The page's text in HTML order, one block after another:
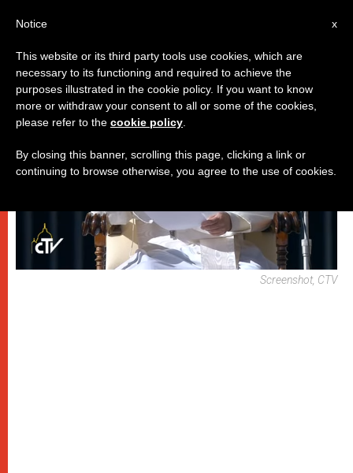
PAPI,UDIENZA GENERALE
Screenshot, CTV
x
Notice
This website or its third party tools use cookies, which are
necessary to its functioning and required to achieve the
purposes illustrated in the cookie policy. If you want to know
more or withdraw your consent to all or some of the cookies,
please refer to the cookie policy
By closing this banner, scrolling this page, clicking a link or
continuing to browse otherwise, you agree to the use of cookies.